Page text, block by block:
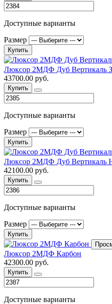
Доступные варианты
Размер
Купить
Люксор 2МДФ Дуб Вертикаль
43700.00 руб.
Купить
Доступные варианты
Размер
Купить
Люксор 2МДФ Дуб Вертикаль
42100.00 руб.
Купить
Доступные варианты
Размер
Купить
Люксор 2МДФ Карбон
42300.00 руб.
Купить
Доступные варианты